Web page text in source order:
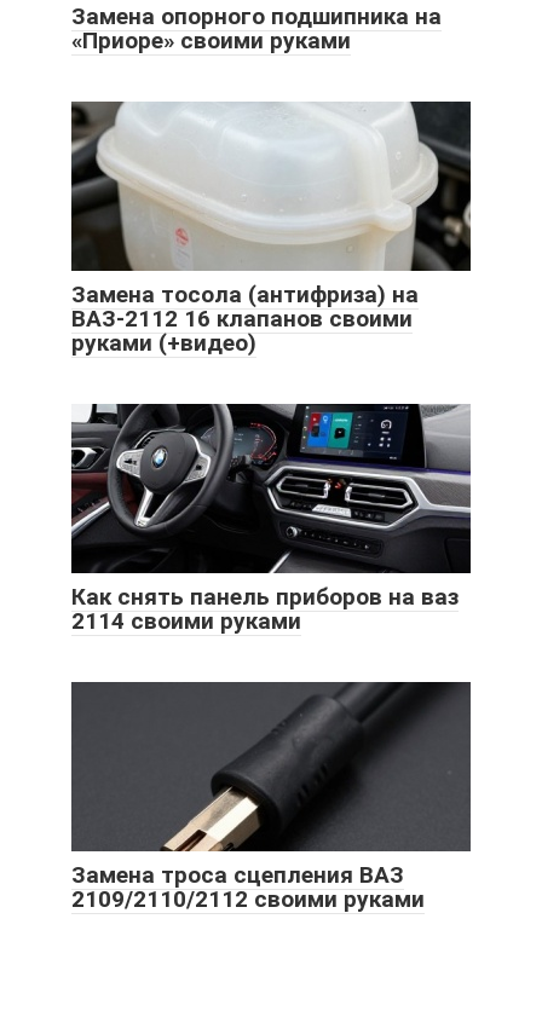
Замена опорного подшипника на
«Приоре» своими руками
Замена тосола (антифриза) на
ВАЗ-2112 16 клапанов своими
руками (+видео)
Как снять панель приборов на ваз
2114 своими руками
Замена троса сцепления ВАЗ
2109/2110/2112 своими руками